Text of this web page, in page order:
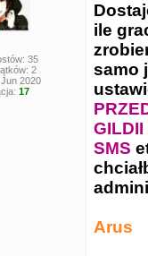
35
2
Jun 2020
17
ile
samo
SMS
Arus